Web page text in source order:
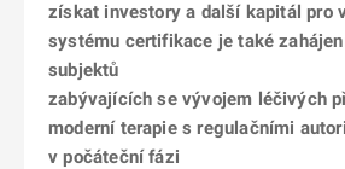
získat investory a další kapitál pro
systému certifikace je také
subjektů
zabývajících se vývojem léčivých
moderní terapie s regulačními
v počáteční fázi